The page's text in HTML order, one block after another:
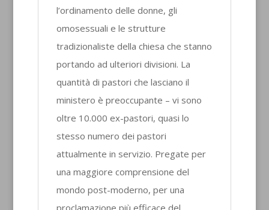
l’ordinamento delle donne, gli
omosessuali e le strutture
tradizionaliste della chiesa che stanno
portando ad ulteriori divisioni. La
quantità di pastori che lasciano il
ministero è preoccupante – vi sono
oltre 10.000 ex-pastori, quasi lo
stesso numero dei pastori
attualmente in servizio. Pregate per
una maggiore comprensione del
mondo post-moderno, per una
proclamazione più efficace del